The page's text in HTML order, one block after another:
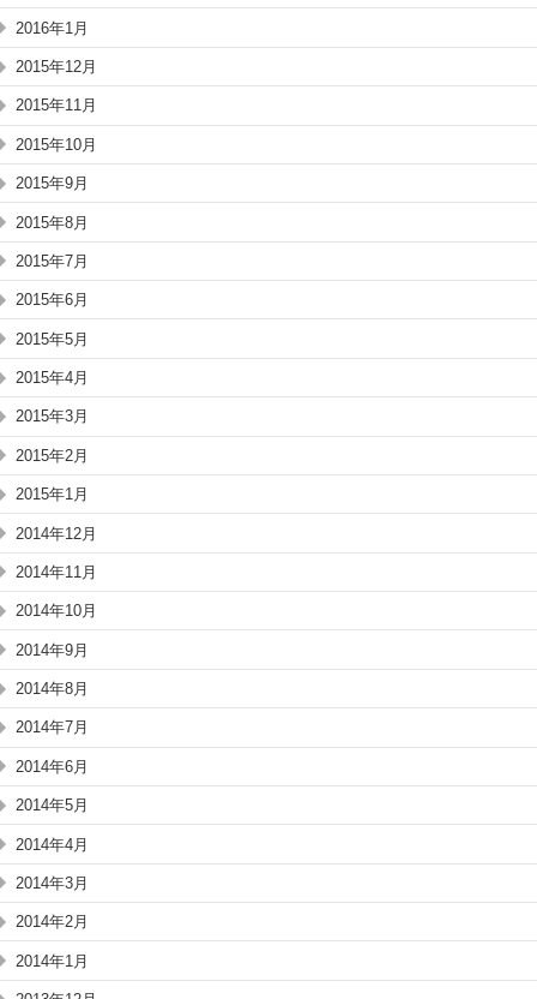
2016年1月
2015年12月
2015年11月
2015年10月
2015年9月
2015年8月
2015年7月
2015年6月
2015年5月
2015年4月
2015年3月
2015年2月
2015年1月
2014年12月
2014年11月
2014年10月
2014年9月
2014年8月
2014年7月
2014年6月
2014年5月
2014年4月
2014年3月
2014年2月
2014年1月